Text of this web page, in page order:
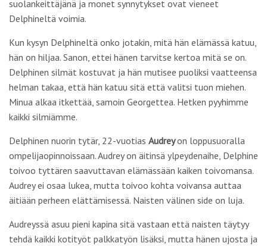
suolankeittäjänä ja monet synnytykset ovat vieneet
Delphineltä voimia.
Kun kysyn Delphineltä onko jotakin, mitä hän elämässä katuu,
hän on hiljaa. Sanon, ettei hänen tarvitse kertoa mitä se on.
Delphinen silmät kostuvat ja hän mutisee puoliksi vaatteensa
helman takaa, että hän katuu sitä että valitsi tuon miehen.
Minua alkaa itkettää, samoin Georgettea. Hetken pyyhimme
kaikki silmiämme.
Delphinen nuorin tytär, 22-vuotias Audreyon loppusuoralla
ompelijaopinnoissaan. Audrey on äitinsä ylpeydenaihe, Delphine
toivoo tyttären saavuttavan elämässään kaiken toivomansa.
Audrey ei osaa lukea, mutta toivoo kohta voivansa auttaa
äitiään perheen elättämisessä. Naisten välinen side on luja.
Audreyssä asuu pieni kapina sitä vastaan että naisten täytyy
tehdä kaikki kotityöt palkkatyön lisäksi, mutta hänen ujosta ja